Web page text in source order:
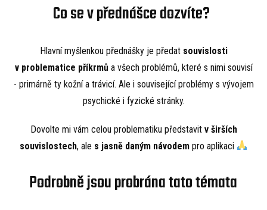
Co se v přednášce dozvíte?
Hlavní myšlenkou přednášky je předat souvislosti
v problematice příkrmů a všech problémů, které s nimi souvisí
- primárně ty kožní a trávicí. Ale i související problémy s vývojem
psychické i fyzické stránky.
Dovolte mi vám celou problematiku představit v širších
souvislostech, ale s jasně daným návodempro aplikaci
Podrobně jsou probrána tato témata